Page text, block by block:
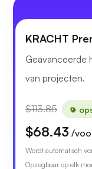
KRACHT
Geavanceerde
van projecten.
$113.85
$68.43 /
Wordt automatisch
Opzegbaar op elk